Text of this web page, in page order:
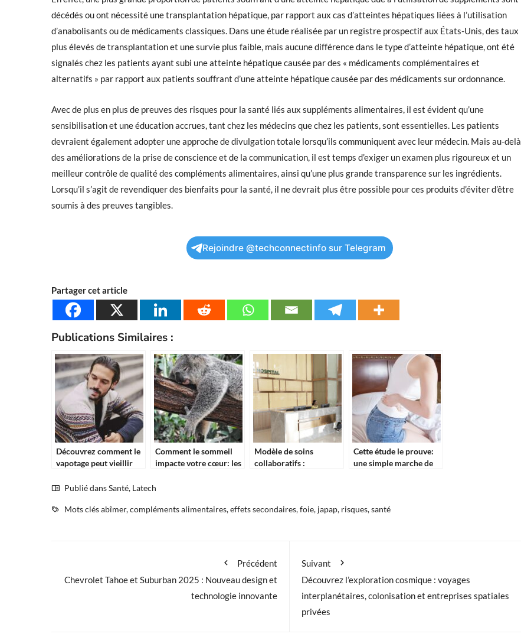
décédés ou ont nécessité une transplantation hépatique, par rapport aux cas d’atteintes hépatiques liées à l’utilisation
d’anabolisants ou de médicaments classiques. Dans une étude réalisée par un registre prospectif aux États-Unis, des taux
plus élevés de transplantation et une survie plus faible, mais aucune différence dans le type d’atteinte hépatique, ont été
signalés chez les patients ayant subi une atteinte hépatique causée par des « médicaments complémentaires et
alternatifs » par rapport aux patients souffrant d’une atteinte hépatique causée par des médicaments sur ordonnance.
Avec de plus en plus de preuves des risques pour la santé liés aux suppléments alimentaires, il est évident qu’une
sensibilisation et une éducation accrues, tant chez les médecins que chez les patients, sont essentielles. Les patients
devraient également adopter une approche de divulgation totale lorsqu’ils communiquent avec leur médecin. Mais au-delà
des améliorations de la prise de conscience et de la communication, il est temps d’exiger un examen plus rigoureux et un
meilleur contrôle de qualité des compléments alimentaires, ainsi qu’une plus grande transparence sur les ingrédients.
Lorsqu’il s’agit de revendiquer des bienfaits pour la santé, il ne devrait plus être possible pour ces produits d’éviter d’être
soumis à des preuves tangibles.
Rejoindre @techconnectinfo sur Telegram
Partager cet article
Publications Similaires :
Découvrez comment le
vapotage peut vieillir
Comment le sommeil
impacte votre cœur: les
connaître
Modèle de soins
collaboratifs :
Cette étude le prouve:
une simple marche de
Publié dansSanté, Latech
Mots clésabîmer,compléments alimentaires,effets secondaires,foie, japap, risques,santé
Précédent
Chevrolet Tahoe et Suburban 2025 : Nouveau design et
technologie innovante
Suivant
Découvrez l’exploration cosmique : voyages
interplanétaires, colonisation et entreprises spatiales
privées